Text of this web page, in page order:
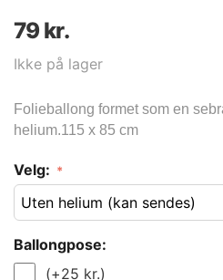
79 kr.
Ikke på lager
Folieballong formet som en
helium.115 x 85 cm
Velg:
Ballongpose:
(+25 kr.)